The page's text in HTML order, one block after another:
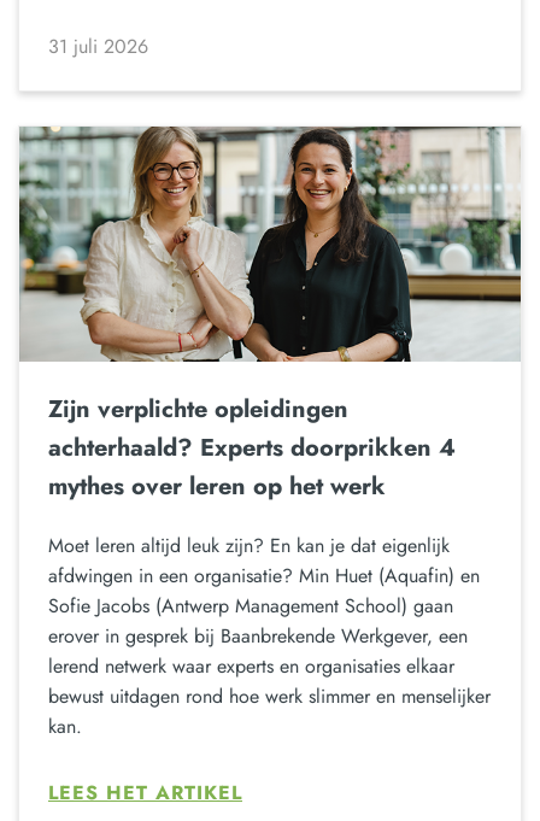
31 juli 2026
Zijn verplichte opleidingen
achterhaald? Experts doorprikken 4
mythes over leren op het werk
Moet leren altijd leuk zijn? En kan je dat eigenlijk
afdwingen in een organisatie? Min Huet (Aquafin) en
Sofie Jacobs (Antwerp Management School) gaan
erover in gesprek bij Baanbrekende Werkgever, een
lerend netwerk waar experts en organisaties elkaar
bewust uitdagen rond hoe werk slimmer en menselijker
kan.
LEES HET ARTIKEL